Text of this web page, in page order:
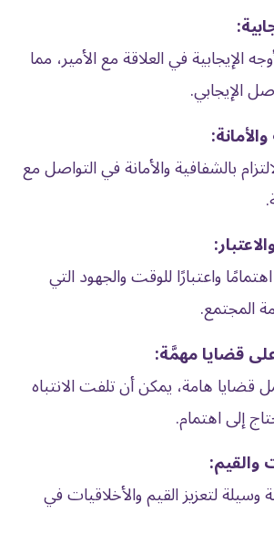
الإيجابية في العلاقة مع الأمير، مما
الإيجابي.
بالشفافية والأمانة في التواصل مع
واعتبارًا للوقت والجهود التي
المجتمع.
قضايا مهمَّة:
قضايا هامة، يمكن أن تلفت الانتباه
إلى اهتمام.
والقيم:
وسيلة لتعزيز القيم والأخلاقيات في